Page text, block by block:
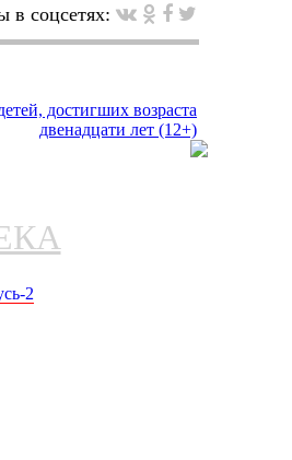
в соцсетях:
2